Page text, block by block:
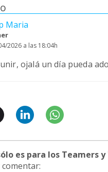
Maria
2026 a las 18:04h
ojalá un día pueda
es para los Teamers